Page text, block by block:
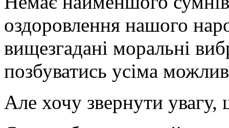
оздоровлення нашого
вищезгадані моральні
позбуватись усіма
Але хочу звернути